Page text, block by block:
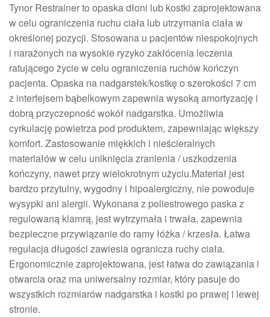
Tynor Restrainer to opaska dłoni lub kostki zaprojektowana
w celu ograniczenia ruchu ciała lub utrzymania ciała w
określonej pozycji. Stosowana u pacjentów niespokojnych
i narażonych na wysokie ryzyko zakłócenia leczenia
ratującego życie w celu ograniczenia ruchów kończyn
pacjenta. Opaska na nadgarstek/kostkę o szerokości 7 cm
z interfejsem bąbelkowym zapewnia wysoką amortyzację i
dobrą przyczepność wokół nadgarstka. Umożliwia
cyrkulację powietrza pod produktem, zapewniając większy
komfort. Zastosowanie miękkich i nieścieralnych
materiałów w celu uniknięcia zranienia / uszkodzenia
kończyny, nawet przy wielokrotnym użyciu.Materiał jest
bardzo przytulny, wygodny i hipoalergiczny, nie powoduje
wysypki ani alergii. Wykonana z poliestrowego paska z
regulowaną klamrą, jest wytrzymała i trwała, zapewnia
bezpieczne przywiązanie do ramy łóżka / krzesła. Łatwa
regulacja długości zawiesia ogranicza ruchy ciała.
Ergonomicznie zaprojektowana, jest łatwa do zawiązania i
otwarcia oraz ma uniwersalny rozmiar, który pasuje do
wszystkich rozmiarów nadgarstka i kostki po prawej i lewej
stronie.